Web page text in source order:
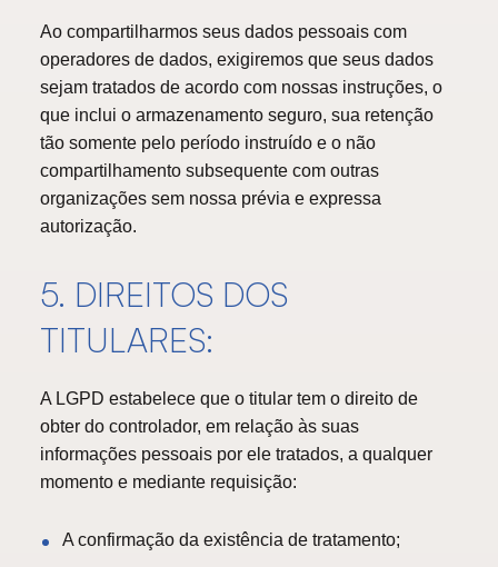
Ao compartilharmos seus dados pessoais com
operadores de dados, exigiremos que seus dados
sejam tratados de acordo com nossas instruções, o
que inclui o armazenamento seguro, sua retenção
tão somente pelo período instruído e o não
compartilhamento subsequente com outras
organizações sem nossa prévia e expressa
autorização.
5. DIREITOS DOS
TITULARES:
A LGPD estabelece que o titular tem o direito de
obter do controlador, em relação às suas
informações pessoais por ele tratados, a qualquer
momento e mediante requisição:
A confirmação da existência de tratamento;